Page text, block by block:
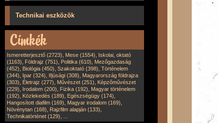
Technikai eszközök
Ismeretterjesztő (2723), Mese (1554), Iskolai, oktató
(1163), Földrajz (751), Politika (610), Mezőgazdaság
(452), Biológia (450), Szakoktató (398), Történelem
(344), Ipar (324), Ifjúsági (308), Magyarország földrajza
(303), Életrajz (277), Művészet (251), Képzőművészet
(229), Irodalom (200), Fizika (192), Magyar történelem
(192), Közlekedés (189), Egészségügy (174),
Hangosított diafilm (169), Magyar irodalom (169),
Növénytan (168), Rajzfilm alapján (133),
Technikatörténet (129),